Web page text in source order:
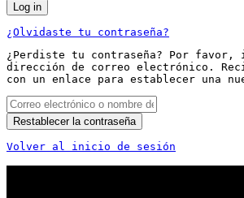
Log in
¿Olvidaste tu contraseña?
¿Perdiste tu contraseña? Por favor,
dirección de correo electrónico.
con un enlace para establecer una
Restablecer la contraseña
Volver al inicio de sesión